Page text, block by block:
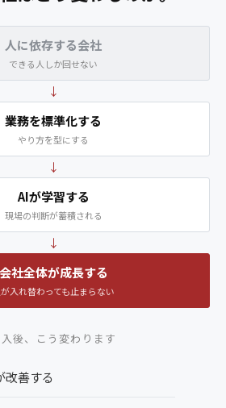
人に依存する会社
できる人しか回せない
↓
業務を標準化する
やり方を型にする
↓
AIが学習する
現場の判断が蓄積される
↓
会社全体が成長する
が入れ替わっても止まらない
後、こう変わります
改善する